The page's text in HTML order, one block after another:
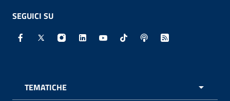
SEGUICI SU
Facebook - Sito esterno - Apertura in nuova finestra
X - Sito esterno - Apertura in nuova finestra
Instagram - Sito esterno - Apertura in
Linkedin - Sito esterno - Apertura in
Youtube - Sito esterno -
TikTok - Sito esterno -
Spreaker - Sito
Feed RSS -
TEMATICHE